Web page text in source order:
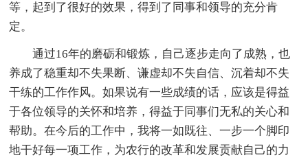
等，起到了很好的效果，得到了同事和领导的充分肯
定。
通过16年的磨砺和锻炼，自己逐步走向了成熟，也
养成了稳重却不失果断、谦虚却不失自信、沉着却不失
干练的工作作风。如果说有一些成绩的话，应该是得益
于各位领导的关怀和培养，得益于同事们无私的关心和
帮助。在今后的工作中，我将一如既往、一步一个脚印
地干好每一项工作，为农行的改革和发展贡献自己的力